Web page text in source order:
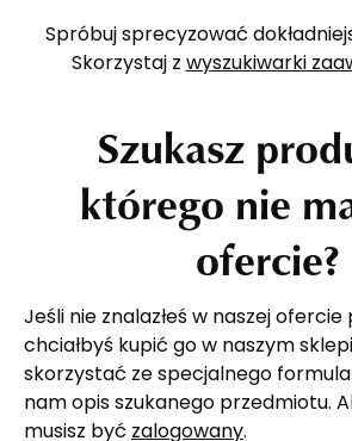
Spróbuj sprecyzować
Skorzystaj z wyszukiwarki
Szukasz
którego nie
ofercie?
Jeśli nie znalazłeś w naszej ofercie
chciałbyś kupić go w naszym
skorzystać ze specjalnego
nam opis szukanego przedmiotu.
musisz być zalogowany.